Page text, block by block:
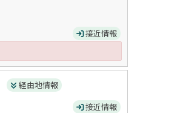
接近情報
経由地情報
接近情報